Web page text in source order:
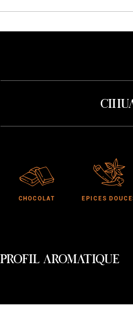
CHOCOLAT EPICES
PROFIL AROMATIQUE